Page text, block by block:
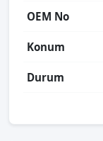
OEM No
Konum
Durum